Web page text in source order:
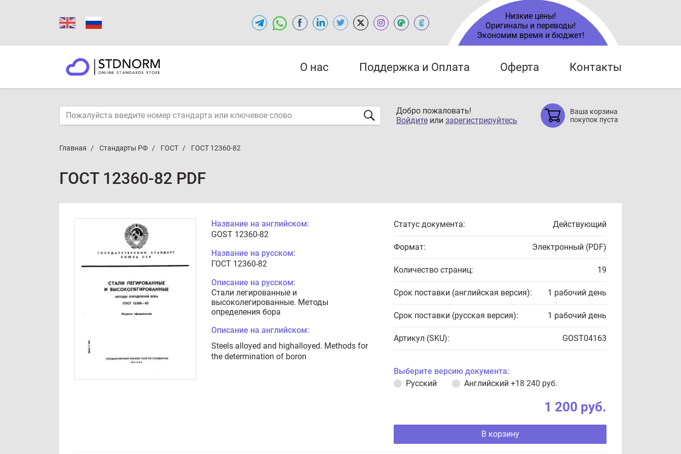
Низкие цены!
Оригиналы и переводы!
Экономим время и бюджет!
О нас Поддержка и Оплата Оферта Контакты
Добро пожаловать!
Войдите или зарегистрируйтесь
Ваша корзина
покупок пуста
Главная Стандарты РФ ГОСТ ГОСТ 12360-82
ГОСТ 12360-82 PDF
Название на английском:
GOST 12360-82
Название на русском:
ГОСТ 12360-82
Описание на русском:
Стали легированные и
высоколегированные. Методы
определения бора
Описание на английском:
Steels alloyed and highalloyed. Methods for
the determination of boron
Статус документа: Действующий
Формат: Электронный (PDF)
Количество страниц: 19
Срок поставки (английская версия): 1 рабочий день
Срок поставки (русская версия): 1 рабочий день
Артикул (SKU): GOST04163
Выберите версию документа:
Русский
Английский +18 240 руб.
1 200 руб.
В корзину